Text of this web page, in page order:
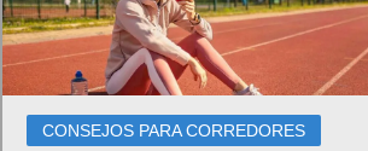
CONSEJOS PARA CORREDORES